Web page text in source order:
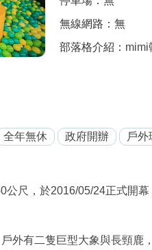
無線網路：無
部落格介紹： mimi
全年無休 政府開辦 戶外
尺，於2016/05/24正式開
外有二隻巨型大象與長頸鹿